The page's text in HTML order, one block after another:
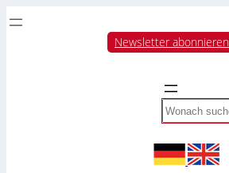
Newsletter abonnieren
Search